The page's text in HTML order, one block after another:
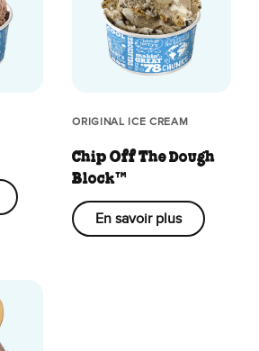
ORIGINAL ICE CREAM
Chip Off The Dough
Block™
En savoir plus